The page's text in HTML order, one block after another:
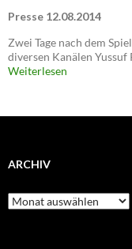
Presse 12.08.2014
Zwei Tage nach dem
diversen Kanälen Yussuf
Weiterlesen
ARCHIV
Archiv